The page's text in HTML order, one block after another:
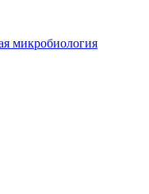
микробиология